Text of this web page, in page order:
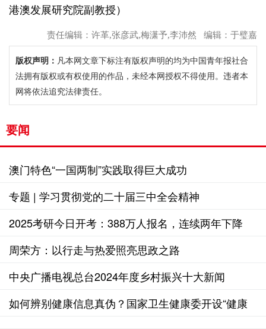
港澳发展研究院副教授）
责任编辑：许革,张彦武,梅潇予,李沛然 编辑：于璧嘉
版权声明： 凡本网文章下标注有版权声明的均为中国青年报社合
法拥有版权或有权使用的作品，未经本网授权不得使用。违者本
网将依法追究法律责任。
要闻
澳门特色“一国两制”实践取得巨大成功
专题 | 学习贯彻党的二十届三中全会精神
2025考研今日开考：388万人报名，连续两年下降
周荣方：以行走与热爱照亮思政之路
中央广播电视总台2024年度乡村振兴十大新闻
如何辨别健康信息真伪？国家卫生健康委开设“健康